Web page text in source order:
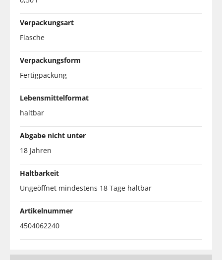
Verpackungsart
Flasche
Verpackungsform
Fertigpackung
Lebensmittelformat
haltbar
Abgabe nicht unter
18 Jahren
Haltbarkeit
Ungeöffnet mindestens 18 Tage haltbar
Artikelnummer
4504062240